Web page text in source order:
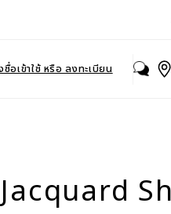
ชื่อเข้าใช้ หรือ ลงทะเบียน